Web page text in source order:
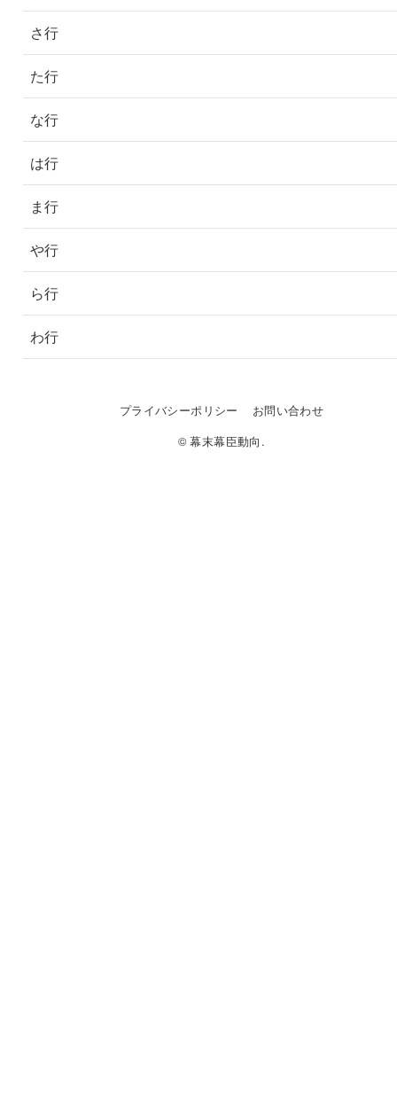
さ行
た行
な行
は行
ま行
や行
ら行
わ行
プライバシーポリシー
お問い合わせ
© 幕末幕臣動向.